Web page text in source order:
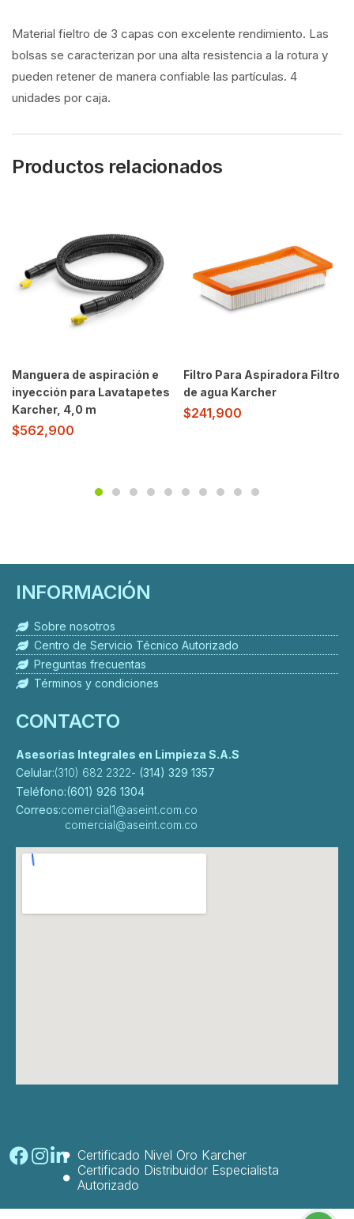
Material fieltro de 3 capas con excelente rendimiento. Las
bolsas se caracterizan por una alta resistencia a la rotura y
pueden retener de manera confiable las partículas. 4
unidades por caja.
Productos relacionados
Manguera de aspiración e
inyección para Lavatapetes
Karcher, 4,0 m
$562,900
Filtro Para Aspiradora Filtro
de agua Karcher
$241,900
INFORMACIÓN
Sobre nosotros
Centro de Servicio Técnico Autorizado
Preguntas frecuentas
Términos y condiciones
CONTACTO
Asesorías Integrales en Limpieza S.A.S
Celular:(310) 682 2322- (314) 329 1357
Teléfono:(601) 926 1304
Correos:comercial1@aseint.com.co
comercial@aseint.com.co
Certificado Nivel Oro Karcher
Certificado Distribuidor Especialista
Autorizado